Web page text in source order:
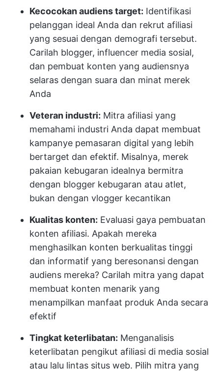
Kecocokan audiens target: Identifikasi
pelanggan ideal Anda dan rekrut afiliasi
yang sesuai dengan demografi tersebut.
Carilah blogger, influencer media sosial,
dan pembuat konten yang audiensnya
selaras dengan suara dan minat merek
Anda
Veteran industri: Mitra afiliasi yang
memahami industri Anda dapat membuat
kampanye pemasaran digital yang lebih
bertarget dan efektif. Misalnya, merek
pakaian kebugaran idealnya bermitra
dengan blogger kebugaran atau atlet,
bukan dengan vlogger kecantikan
Kualitas konten: Evaluasi gaya pembuatan
konten afiliasi. Apakah mereka
menghasilkan konten berkualitas tinggi
dan informatif yang beresonansi dengan
audiens mereka? Carilah mitra yang dapat
membuat konten menarik yang
menampilkan manfaat produk Anda secara
efektif
Tingkat keterlibatan: Menganalisis
keterlibatan pengikut afiliasi di media sosial
atau lalu lintas situs web. Pilih mitra yang